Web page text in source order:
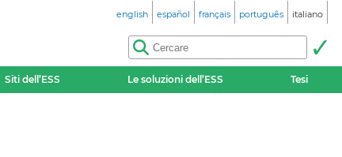
english español français português italiano
Siti dell’ESS Le soluzioni dell’ESS Tesi